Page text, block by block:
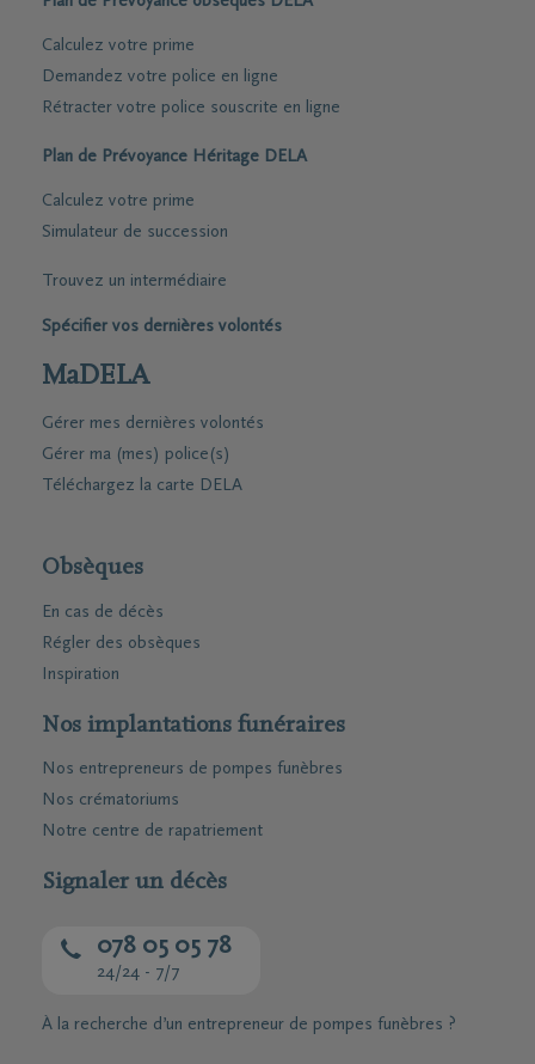
Calculez votre prime
Demandez votre police en ligne
Rétracter votre police souscrite en ligne
Plan de Prévoyance Héritage DELA
Calculez votre prime
Simulateur de succession
Trouvez un intermédiaire
Spécifier vos dernières volontés
MaDELA
Gérer mes dernières volontés
Gérer ma (mes) police(s)
Téléchargez la carte DELA
Obsèques
En cas de décès
Régler des obsèques
Inspiration
Nos implantations funéraires
Nos entrepreneurs de pompes funèbres
Nos crématoriums
Notre centre de rapatriement
Signaler un décès
078 05 05 78
24/24 - 7/7
À la recherche d’un entrepreneur de pompes funèbres ?